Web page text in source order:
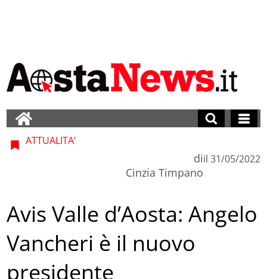
ATTUALITA'
di
Cinzia Timpano
il 31/05/2022
Avis Valle d’Aosta: Angelo
Vancheri è il nuovo
presidente